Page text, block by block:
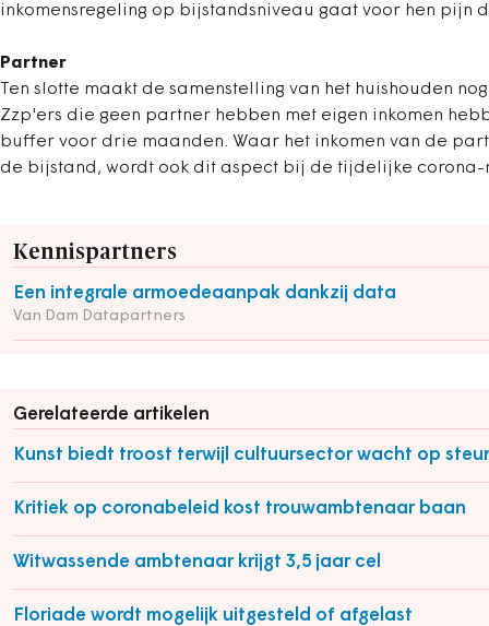
inkomensregeling op bijstandsniveau gaat voor hen pijn
Partner
Ten slotte maakt de samenstelling van het huishouden
Zzp'ers die geen partner hebben met eigen inkomen
buffer voor drie maanden. Waar het inkomen van de
de bijstand, wordt ook dit aspect bij de tijdelijke
Kennispartners
Een integrale armoedeaanpak dankzij data
Van Dam Datapartners
Gerelateerde artikelen
Kunst biedt troost terwijl cultuursector wacht op
Kritiek op coronabeleid kost trouwambtenaar baan
Witwassende ambtenaar krijgt 3,5 jaar cel
Floriade wordt mogelijk uitgesteld of afgelast